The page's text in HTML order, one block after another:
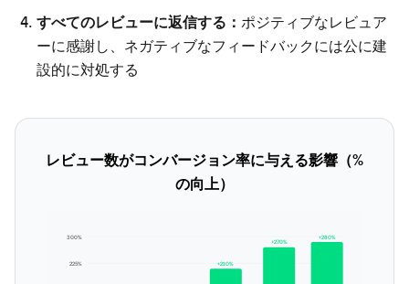
すべてのレビューに返信する： ポジティブなレビュア
ーに感謝し、ネガティブなフィードバックには公に建
設的に対処する
レビュー数がコンバージョン率に与える影響（%
の向上）
225%
300%
+210%
+270%
+280%